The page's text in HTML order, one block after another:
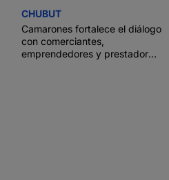
CHUBUT
Camarones fortalece el diálogo
con comerciantes,
emprendedores y prestadores